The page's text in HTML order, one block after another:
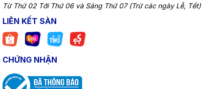
Từ Thứ 02 Tới Thứ 06 và Sáng Thứ 07 (Trừ các ngày Lễ, Tết)
LIÊN KẾT SÀN
CHỨNG NHẬN